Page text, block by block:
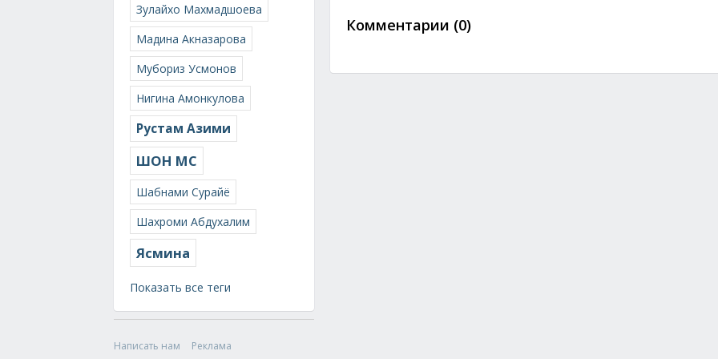
Зулайхо Махмадшоева
Мадина Акназарова
Мубориз Усмонов
Нигина Амонкулова
Рустам Азими
ШОН МС
Шабнами Сурайё
Шахроми Абдухалим
Ясмина
Показать все теги
Написать нам
Реклама
Комментарии (0)